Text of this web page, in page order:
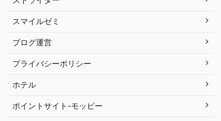
スマイルゼミ
ブログ運営
プライバシーポリシー
ホテル
ポイントサイト-モッピー